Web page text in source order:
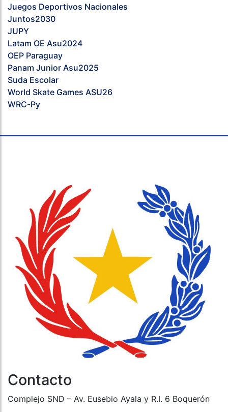
Juegos Deportivos Nacionales
Juntos2030
JUPY
Latam OE Asu2024
OEP Paraguay
Panam Junior Asu2025
Suda Escolar
World Skate Games ASU26
WRC-Py
Contacto
Complejo SND – Av. Eusebio Ayala y R.I. 6 Boquerón